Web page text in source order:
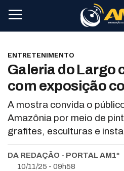
ENTRETENIMENTO
Galeria do Largo
com exposição
A mostra convida o
Amazônia por meio de
grafites, esculturas e
DA REDAÇÃO - PORTAL AM1*
10/11/25 - 09h58